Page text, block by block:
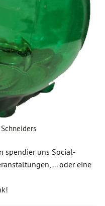
spendier uns Social-
... oder eine